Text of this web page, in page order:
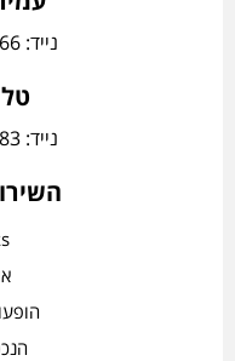
נייד: 052-2505966
נייד: 052-3334483